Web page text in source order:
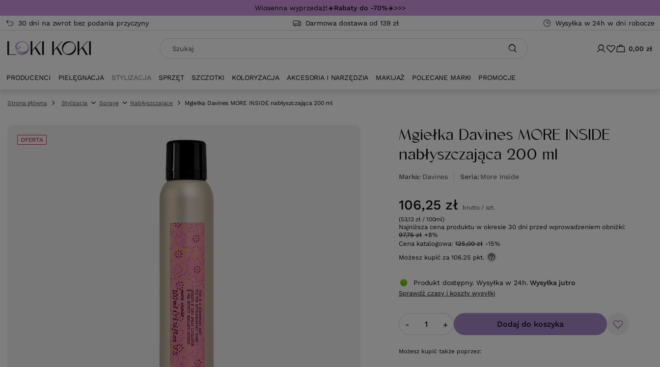
Wiosenna wyprzedaż!☀️Rabaty do -70%☀️>>>
30 dni na zwrot bez podania przyczyny
Darmowa dostawa od 139 zł Wysyłka w 24h w dni robocze
0,00 zł
PRODUCENCI PIELĘGNACJA STYLIZACJA SPRZĘT SZCZOTKI KOLORYZACJA AKCESORIA I NARZĘDZIA MAKIJAŻ POLECANE MARKI PROMOCJE
Strona główna Stylizacja Spraye Nabłyszczające Mgiełka Davines MORE INSIDE nabłyszczająca 200 ml
OFERTA
Mgiełka Davines MORE INSIDE
nabłyszczająca 200 ml
Marka Davines Seria More Inside
106,25 zł brutto/ szt.
(53,13 zł / 100ml)
Najniższa cena produktu w okresie 30 dni przed wprowadzeniem obniżki:
97,75 zł +8%
Cena katalogowa: 125,00 zł -15%
Możesz kupić za 106.25 pkt.
- + Dodaj do koszyka
Możesz kupić także poprzez:
Produkt dostępny. Wysyłka w 24h. Wysyłka jutro
Sprawdź czasy i koszty wysyłki